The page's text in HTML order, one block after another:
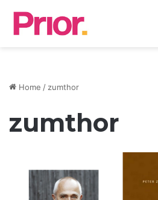
Home / zumthor
zumthor